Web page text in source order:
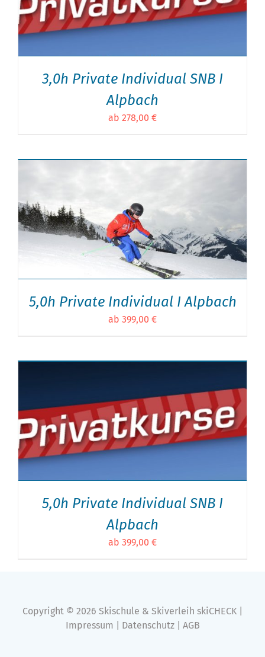
3,0h Private Individual SNB I
Alpbach
ab 278,00 €
5,0h Private Individual I Alpbach
ab 399,00 €
5,0h Private Individual SNB I
Alpbach
ab 399,00 €
Copyright © 2026 Skischule & Skiverleih skiCHECK |
Impressum
Datenschutz| AGB